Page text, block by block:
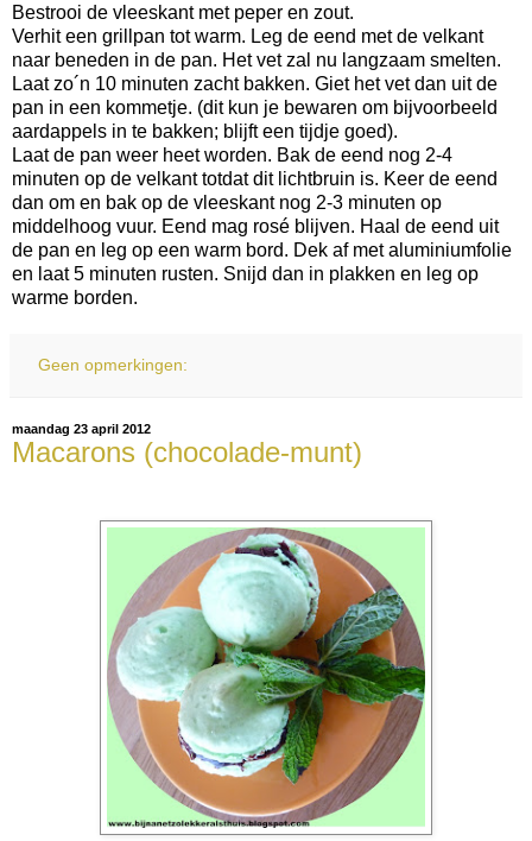
Bestrooi de vleeskant met peper en zout.
Verhit een grillpan tot warm. Leg de eend met de velkant
naar beneden in de pan. Het vet zal nu langzaam smelten.
Laat zo´n 10 minuten zacht bakken. Giet het vet dan uit de
pan in een kommetje. (dit kun je bewaren om bijvoorbeeld
aardappels in te bakken; blijft een tijdje goed).
Laat de pan weer heet worden. Bak de eend nog 2-4
minuten op de velkant totdat dit lichtbruin is. Keer de eend
dan om en bak op de vleeskant nog 2-3 minuten op
middelhoog vuur. Eend mag rosé blijven. Haal de eend uit
de pan en leg op een warm bord. Dek af met aluminiumfolie
en laat 5 minuten rusten. Snijd dan in plakken en leg op
warme borden.
Geen opmerkingen:
maandag 23 april 2012
Macarons (chocolade-munt)